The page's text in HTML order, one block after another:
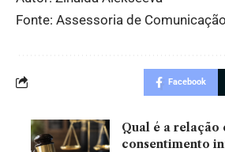
Fonte: Assessoria de
Facebook
Qual é a relação
consentimento